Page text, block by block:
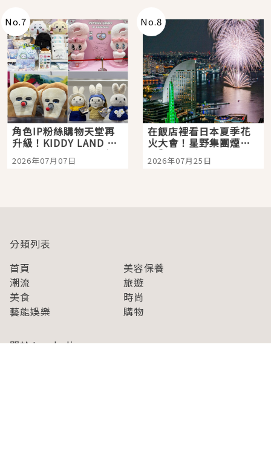
No.7
角色IP粉絲購物天堂再
升級！KIDDY LAND 原
宿店吉伊卡哇迎客，新
開幕 OMOKADO 店3分
2026年07月07日
No.8
在飯店裡看日本夏季花
火大會！星野集團煙火
景觀飯店6選，讓你不用
人擠人悠閒欣賞
2026年07月25日
分類列表
首頁
美容保養
潮流
旅遊
美食
時尚
藝能娛樂
購物
關於Japaholic